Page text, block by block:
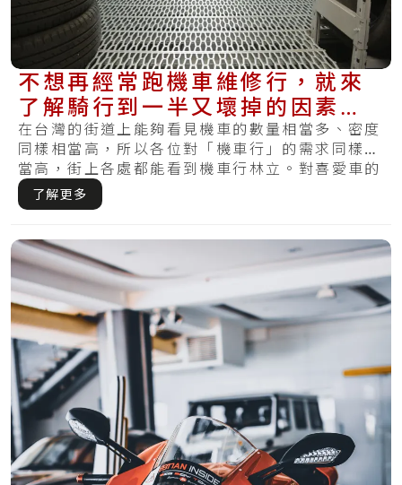
不想再經常跑機車維修行，就來
了解騎行到一半又壞掉的因素＆
平時的保養方式
在台灣的街道上能夠看見機車的數量相當多、密度
同樣相當高，所以各位對「機車行」的需求同樣相
當高，街上各處都能看到機車行林立。對喜愛車的
機車.....
了解更多